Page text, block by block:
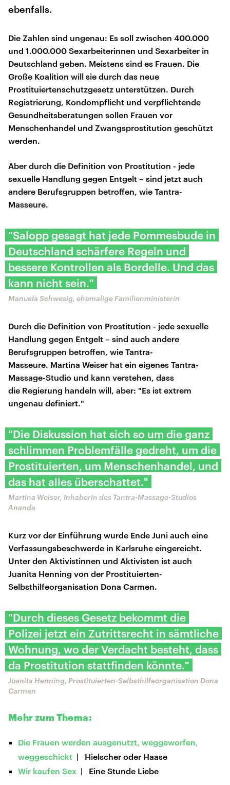
ebenfalls.
Die Zahlen sind ungenau: Es soll zwischen 400.000
und 1.000.000 Sexarbeiterinnen und Sexarbeiter in
Deutschland geben. Meistens sind es Frauen. Die
Große Koalition will sie durch das neue
Prostituiertenschutzgesetz unterstützen. Durch
Registrierung, Kondompflicht und verpflichtende
Gesundheitsberatungen sollen Frauen vor
Menschenhandel und Zwangsprostitution geschützt
werden.
Aber durch die Definition von Prostitution - jede
sexuelle Handlung gegen Entgelt – sind jetzt auch
andere Berufsgruppen betroffen, wie Tantra-
Masseure.
"Salopp gesagt hat jede Pommesbude in
Deutschland schärfere Regeln und
bessere Kontrollen als Bordelle. Und das
kann nicht sein."
Manuela Schwesig, ehemalige Familienministerin
Durch die Definition von Prostitution - jede sexuelle
Handlung gegen Entgelt – sind auch andere
Berufsgruppen betroffen, wie Tantra-
Masseure. Martina Weiser hat ein eigenes Tantra-
Massage-Studio und kann verstehen, dass
die Regierung handeln will, aber: "Es ist extrem
ungenau definiert."
"Die Diskussion hat sich so um die ganz
schlimmen Problemfälle gedreht, um die
Prostituierten, um Menschenhandel, und
das hat alles überschattet."
Martina Weiser, Inhaberin des Tantra-Massage-Studios
Ananda
Kurz vor der Einführung wurde Ende Juni auch eine
Verfassungsbeschwerde in Karlsruhe eingereicht.
Unter den Aktivistinnen und Aktivisten ist auch
Juanita Henning von der Prostituierten-
Selbsthilfeorganisation Dona Carmen.
"Durch dieses Gesetz bekommt die
Polizei jetzt ein Zutrittsrecht in sämtliche
Wohnung, wo der Verdacht besteht, dass
da Prostitution stattfinden könnte."
Juanita Henning, Prostituierten-Selbsthilfeorganisation Dona
Carmen
Mehr zum Thema:
Die Frauen werden ausgenutzt, weggeworfen,
weggeschickt | Hielscher oder Haase
Wir kaufen Sex | Eine Stunde Liebe